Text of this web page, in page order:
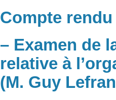
Compte rendu
– Examen de
relative à
(M. Guy